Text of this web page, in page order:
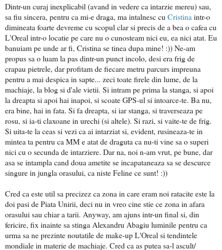
Dintr-un curaj inexplicabil (avand in vedere ca intarzie mereu) sau,
sa fiu sincera, pentru ca mi-e draga, ma intalnesc cu Cristina intr-o
dimineata foarte devreme cu scopul clar si precis de a bea o cafea cu
L'Oreal intr-o locatie pe care nu o cunosteam nici eu, ea nici atat. Eu
banuiam pe unde ar fi, Cristina se tinea dupa mine! :)) Ne-am
propus sa o luam la pas dintr-un punct incolo, desi era frig de
crapau pietrele, dar profitam de fiecare metru parcurs impreuna
pentru a mai despica in sapte... zeci toate firele din lume, de la
machiaje, la blog si d'ale vietii. Si intram pe prima la stanga, si apoi
la dreapta si apoi hai inapoi, si scoate GPS-ul si intoarce-te. Ba nu,
era bine, hai in fata. Si fa dreapta, si iar stanga, si traverseaza pe
rosu, si ia-ti claxoane in urechi (si altele). Si razi, si vaite-te de frig.
Si uita-te la ceas si vezi ca ai intarziat si, evident, rusineaza-te in
mintea ta pentru ca MM e atat de draguta ca nu-ti vine sa o superi
nici cu o secunda de intarziere. Dar na, noi n-am vrut, pe bune, dar
asa se intampla cand doua ametite se incapataneaza sa se descurce
singure in jungla orasului, ca niste Feline ce sunt! :))
Cred ca este util sa precizez ca zona in care eram noi ratacite este la
doi pasi de Piata Unirii, deci nu in vreo cine stie ce zona in afara
orasului sau chiar a tarii. Anyway, am ajuns intr-un final si, din
fericire, fix inainte sa stinga Alexandru Abagiu luminile pentru ca
urma sa ne prezinte noutatile de make-up L'Oreal si tendintele
mondiale in materie de machiaje. Cred ca as putea sa-l ascult/